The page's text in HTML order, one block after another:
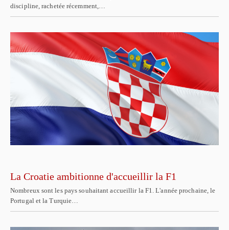
discipline, rachetée récemment,…
La Croatie ambitionne d'accueillir la F1
Nombreux sont les pays souhaitant accueillir la F1. L'année prochaine, le
Portugal et la Turquie…